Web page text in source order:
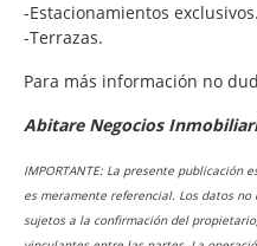
-Estacionamientos exclusivos.
-Terrazas.
Para más información no
Abitare Negocios
IMPORTANTE: La presente
es meramente referencial. Los datos
sujetos a la confirmación del